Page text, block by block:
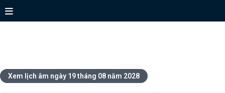
Xem lịch âm ngày 19 tháng 08 năm 2028